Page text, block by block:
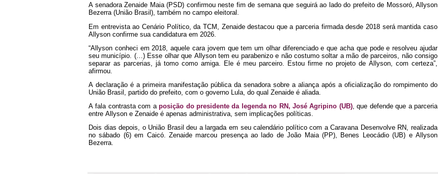
A senadora Zenaide Maia (PSD) confirmou neste fim de semana que seguirá ao lado do prefeito de Mossoró, Allyson
Bezerra (União Brasil), também no campo eleitoral.
Em entrevista ao Cenário Político, da TCM, Zenaide destacou que a parceria firmada desde 2018 será mantida caso
Allyson confirme sua candidatura em 2026.
“Allyson conheci em 2018, aquele cara jovem que tem um olhar diferenciado e que acha que pode e resolveu ajudar
seu município. (…) Esse olhar que Allyson tem eu parabenizo e não costumo soltar a mão de parceiros, não consigo
separar as parcerias, já tomo como amiga. Ele é meu parceiro. Estou firme no projeto de Allyson, com certeza”,
afirmou.
A declaração é a primeira manifestação pública da senadora sobre a aliança após a oficialização do rompimento do
União Brasil, partido do prefeito, com o governo Lula, do qual Zenaide é aliada.
A fala contrasta com aposição do presidente da legenda no RN, José Agripino (UB), que defende que a parceria
entre Allyson e Zenaide é apenas administrativa, sem implicações políticas.
Dois dias depois, o União Brasil deu a largada em seu calendário político com a Caravana Desenvolve RN, realizada
no sábado (6) em Caicó. Zenaide marcou presença ao lado de João Maia (PP), Benes Leocádio (UB) e Allyson
Bezerra.